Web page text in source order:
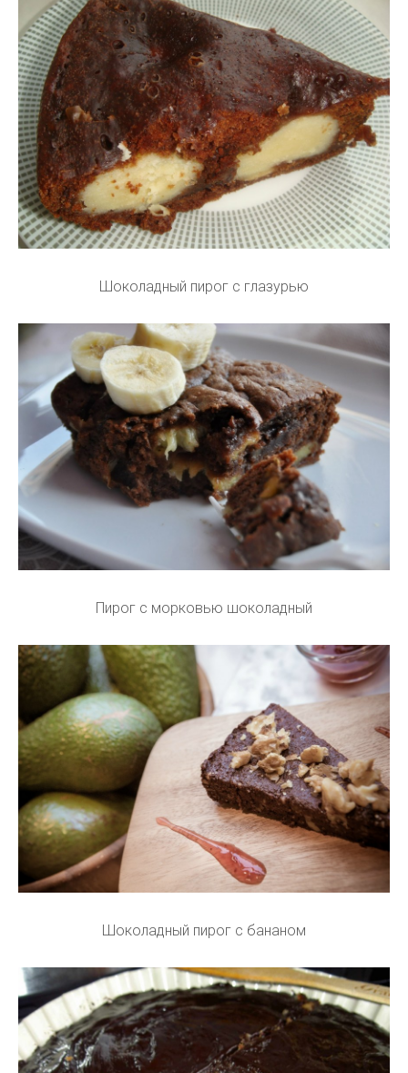
Шоколадный пирог с глазурью
Пирог с морковью шоколадный
Шоколадный пирог с бананом